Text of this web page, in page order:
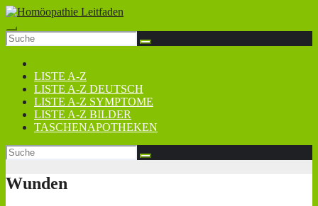
Zum
Inhalt
springen
LISTE A-Z
LISTE A-Z DEUTSCH
LISTE A-Z SYMPTOME
LISTE A-Z BILDER
TASCHENAPOTHEKEN
Wunden